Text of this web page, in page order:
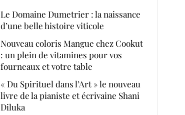
Le Domaine Dumetrier : la naissance
d’une belle histoire viticole
Nouveau coloris Mangue chez Cookut
: un plein de vitamines pour vos
fourneaux et votre table
« Du Spirituel dans l’Art » le nouveau
livre de la pianiste et écrivaine Shani
Diluka